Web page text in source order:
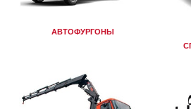
АВТОФУРГОНЫ